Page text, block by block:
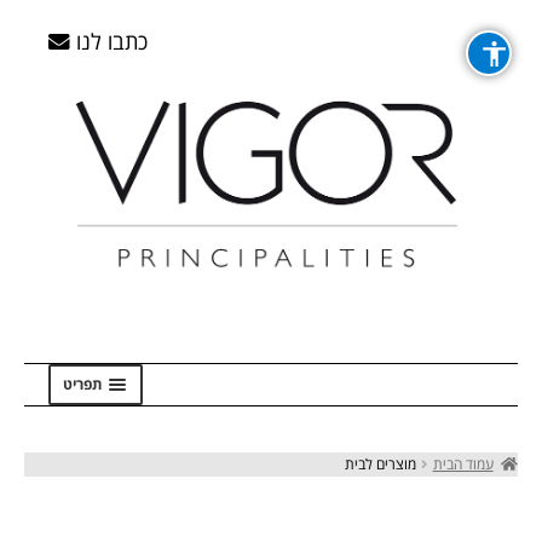
לניווט
לתוכן
לניווט
לתוכן
כתבו לנו
תפריט
עמוד הבית מוצרים לבית